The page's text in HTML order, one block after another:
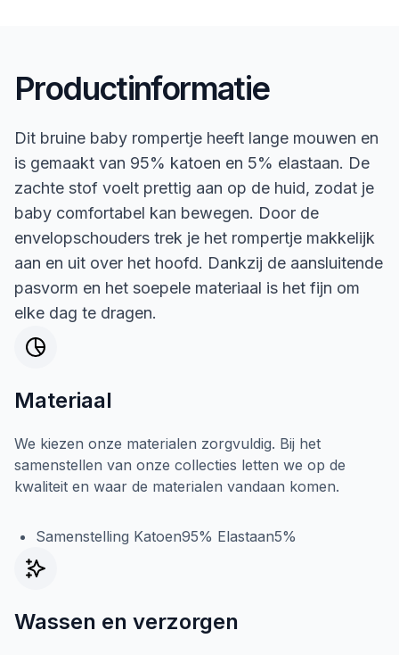
Productinformatie
Dit bruine baby rompertje heeft lange mouwen en
is gemaakt van 95% katoen en 5% elastaan. De
zachte stof voelt prettig aan op de huid, zodat je
baby comfortabel kan bewegen. Door de
envelopschouders trek je het rompertje makkelijk
aan en uit over het hoofd. Dankzij de aansluitende
pasvorm en het soepele materiaal is het fijn om
elke dag te dragen.
Materiaal
We kiezen onze materialen zorgvuldig. Bij het
samenstellen van onze collecties letten we op de
kwaliteit en waar de materialen vandaan komen.
Samenstelling Katoen95% Elastaan5%
Wassen en verzorgen